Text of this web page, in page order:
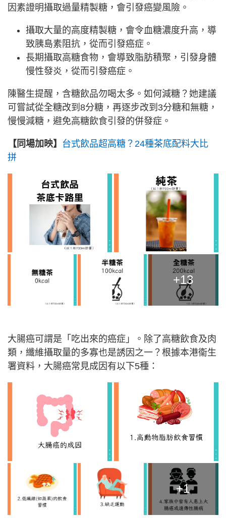
因素證明攝取過量精製糖，會引發癌變風險。
攝取大量的高度精製糖，會令血糖濃度升高，導
致胰島素阻抗，從而引發癌症。
長期攝取高糖食物，會導致脂肪積聚，引發身體
慢性發炎，從而引發癌症。
陳醫生提醒，含糖飲品勿喝太多。如何減糖？她建議
可嘗試從全糖改到8分糖，再逐步改到3分糖和無糖，
慢慢減糖，避免高糖飲食引發的併發症。
【同場加映】 台式飲品超高糖？24種茶底配料大比
拼
+13
大腸癌可謂是「吃出來的癌症」。除了高糖飲食及肉
類，纖維攝取量的多寡也是誘因之一？根據本港衞生
署資料，大腸癌常見成因有以下5種：
+1